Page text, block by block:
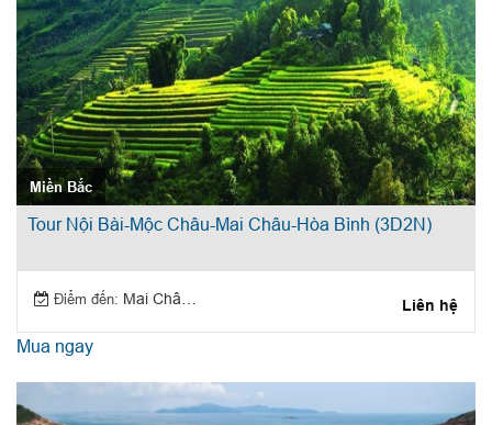
Miền Bắc
Tour Nội Bài-Mộc Châu-Mai Châu-Hòa Bình (3D2N)
Điểm đến: Mai Châu, Mộc Châu Liên hệ
Mua ngay